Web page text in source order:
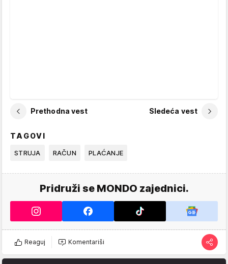
Prethodna vest Sledeća vest
TAGOVI
STRUJA RAČUN PLAĆANJE
Pridruži se MONDO zajednici.
Reaguj Komentariši